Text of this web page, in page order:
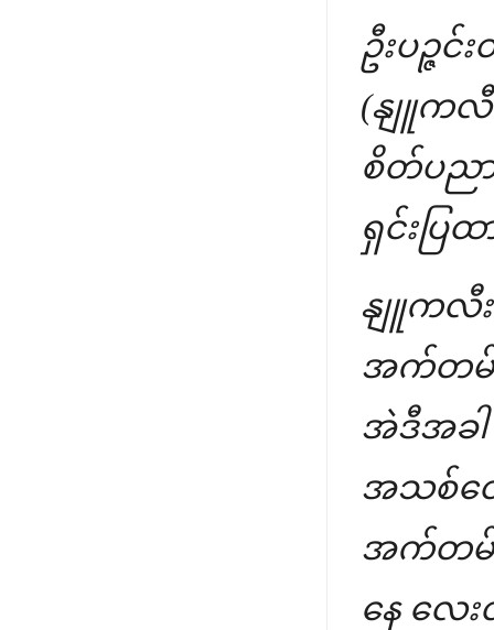
ဦးပဉ္ဇ
(နျူကလီး
စိတ်ပည
ရှင်းပြ
နျူကလီး
အက်တမ်
အဲဒီအခ
အသစ်တွ
အက်တမ်
နေ လေး